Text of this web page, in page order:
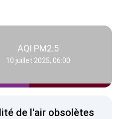
AQI PM2.5
10 juillet 2025, 06:00
de l'air obsolètes